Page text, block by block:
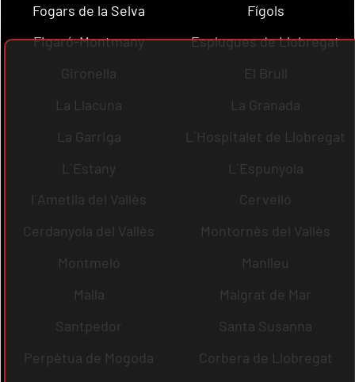
Fogars de la Selva
Fígols
Figaró-Montmany
Esplugues de Llobregat
Gironella
El Brull
La Llacuna
La Granada
La Garriga
L´Hospitalet de Llobregat
L´Estany
L´Espunyola
l´Ametlla del Vallès
Cervelló
Cerdanyola del Vallès
Montornès del Vallès
Montmeló
Manlleu
Malla
Malgrat de Mar
Santpedor
Santa Susanna
Perpètua de Mogoda
Corbera de Llobregat